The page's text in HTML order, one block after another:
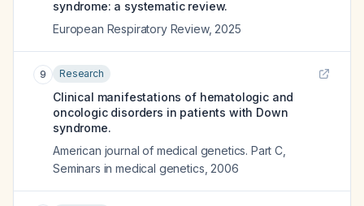
syndrome: a systematic review.
European Respiratory Review, 2025
9 Research
Clinical manifestations of hematologic and
oncologic disorders in patients with Down
syndrome.
American journal of medical genetics. Part C,
Seminars in medical genetics 2006